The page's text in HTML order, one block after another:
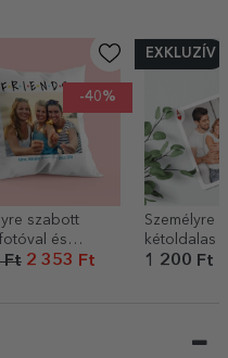
-40%
szabott
és
– FRIENDS
Ft2 353 Ft
EXKLUZÍV
Személyre
kétoldalas
kártya
1 200 Ft